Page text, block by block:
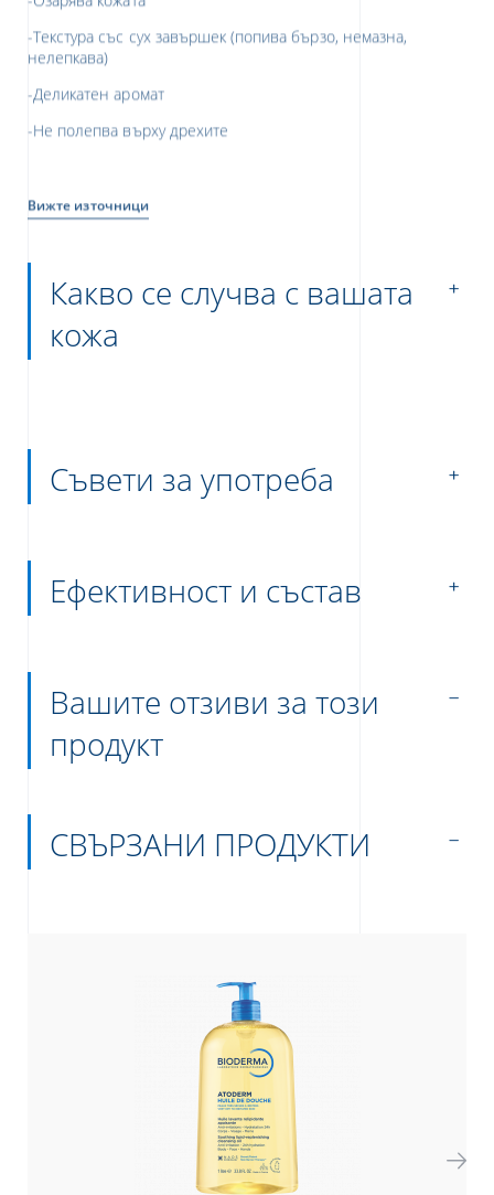
-Текстура със сух завършек (попива бързо, немазна,
нелепкава)
-Деликатен аромат
-Не полепва върху дрехите
Вижте източници
Какво се случва с вашата
кожа
Съвети за употреба
Ефективност и състав
Вашите отзиви за този
продукт
СВЪРЗАНИ ПРОДУКТИ